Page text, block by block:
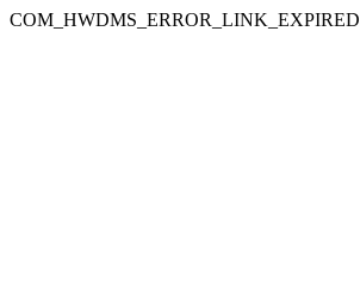
COM_HWDMS_ERROR_LINK_EXPIRED